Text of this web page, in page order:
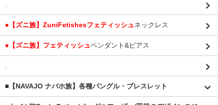
.
●【ズニ族】ZuniFetishesフェティッシュネックレス
●【ズニ族】フェティッシュペンダント&ピアス
.
■【NAVAJO ナバホ族】各種バングル・ブレスレット